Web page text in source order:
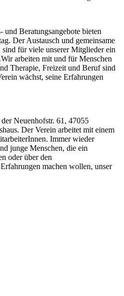
Beratungsangebote bieten
Der Austausch und gemeinsame
für viele unserer Mitglieder ein
arbeiten mit und für Menschen
Therapie, Freizeit und Beruf sind
wächst, seine Erfahrungen
Neuenhofstr. 61, 47055
Der Verein arbeitet mit einem
Immer wieder
junge Menschen, die ein
oder über den
machen wollen, unser